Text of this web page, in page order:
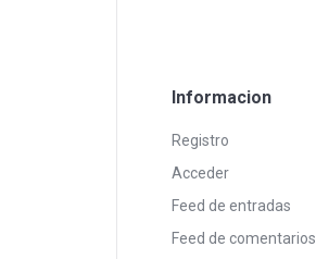
Informacion
Registro
Acceder
Feed de entradas
Feed de comentarios